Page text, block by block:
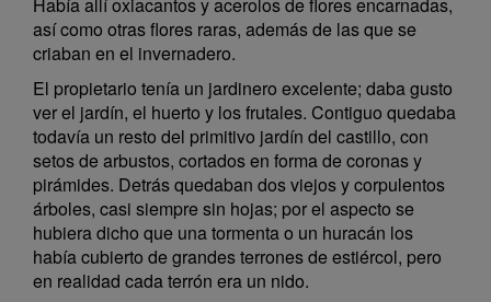
así como otras flores raras, además de las que se
criaban en el invernadero.
El propietario tenía un jardinero excelente; daba gusto
ver el jardín, el huerto y los frutales. Contiguo quedaba
todavía un resto del primitivo jardín del castillo, con
setos de arbustos, cortados en forma de coronas y
pirámides. Detrás quedaban dos viejos y corpulentos
árboles, casi siempre sin hojas; por el aspecto se
hubiera dicho que una tormenta o un huracán los
había cubierto de grandes terrones de estiércol, pero
en realidad cada terrón era un nido.